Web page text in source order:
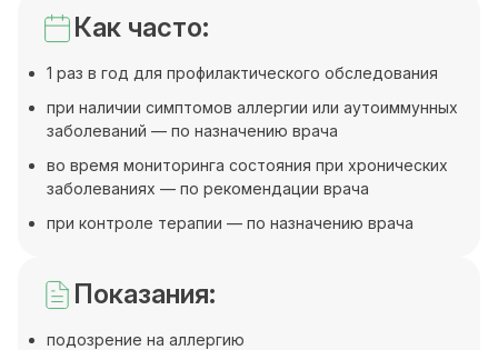
Как часто:
1 раз в год для профилактического обследования
при наличии симптомов аллергии или аутоиммунных
заболеваний — по назначению врача
во время мониторинга состояния при хронических
заболеваниях — по рекомендации врача
при контроле терапии — по назначению врача
Показания:
подозрение на аллергию